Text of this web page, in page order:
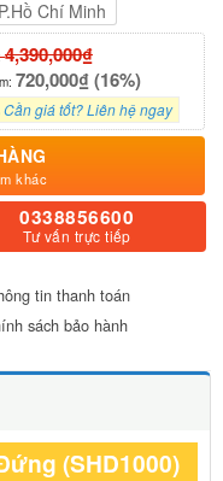
Chí Minh
4,390,000₫
720,000₫ (16%)
Cần giá tốt? Liên hệ ngay
khác
0338856600
Tư vấn trực tiếp
tin thanh toán
sách bảo hành
(SHD1000)